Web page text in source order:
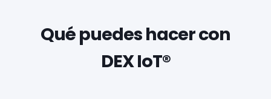
Qué puedes hacer con
DEX IoT®